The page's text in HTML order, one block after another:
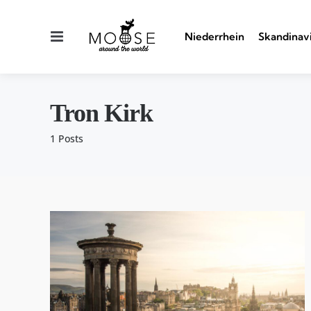
Menu Niederrhein
1 Posts
Tron Kirk